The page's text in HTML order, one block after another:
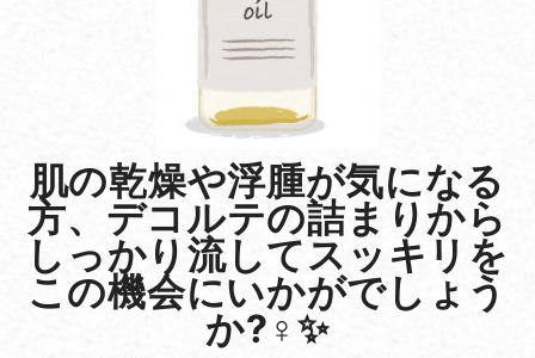
肌の乾燥や浮腫が気になる
方、デコルテの詰まりから
しっかり流してスッキリを
この機会にいかがでしょう
か?‍♀️✨